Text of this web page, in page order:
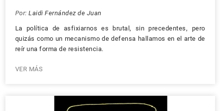
Por: Laidi Fernández de Juan
La política de asfixiarnos es brutal, sin precedentes, pero
quizás como un mecanismo de defensa hallamos en el arte de
reír una forma de resistencia.
VER MÁS